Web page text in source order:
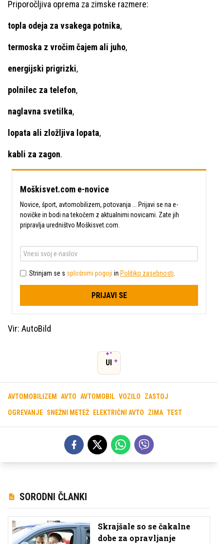
Priporočljiva oprema za zimske razmere:
topla odeja za vsakega potnika,
termoska z vročim čajem ali juho,
energijski prigrizki,
polnilec za telefon,
naglavna svetilka,
lopata ali zložljiva lopata,
kabli za zagon.
Moškisvet.com e-novice
Novice, šport, avtomobilizem, potovanja ... Prijavi se na e-
novičke in bodi na tekočem z aktualnimi novicami. Zate jih
pripravlja uredništvo Moškisvet.com.
Strinjam se s splošnimi pogoji in Politiko zasebnosti
PRIJAVI SE
Vir: AutoBild
UI
AVTOMOBILIZEM AVTO AVTOMOBIL VOZILO ZASTOJ
OGREVANJE SNEŽNI METEŽ ELEKTRIČNI AVTO ZIMA TEST
SORODNI ČLANKI
Skrajšale so se čakalne
dobe za opravljanje